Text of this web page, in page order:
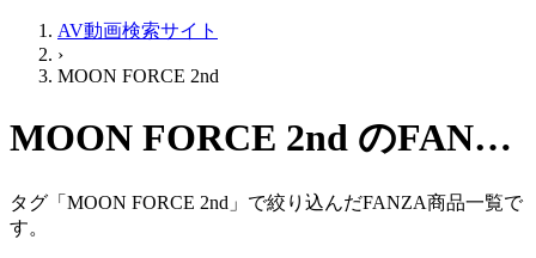
AV動画検索サイト
›
MOON FORCE 2nd
MOON FORCE 2nd のFANZA商品一覧
タグ「MOON FORCE 2nd」で絞り込んだFANZA商品一覧で
す。